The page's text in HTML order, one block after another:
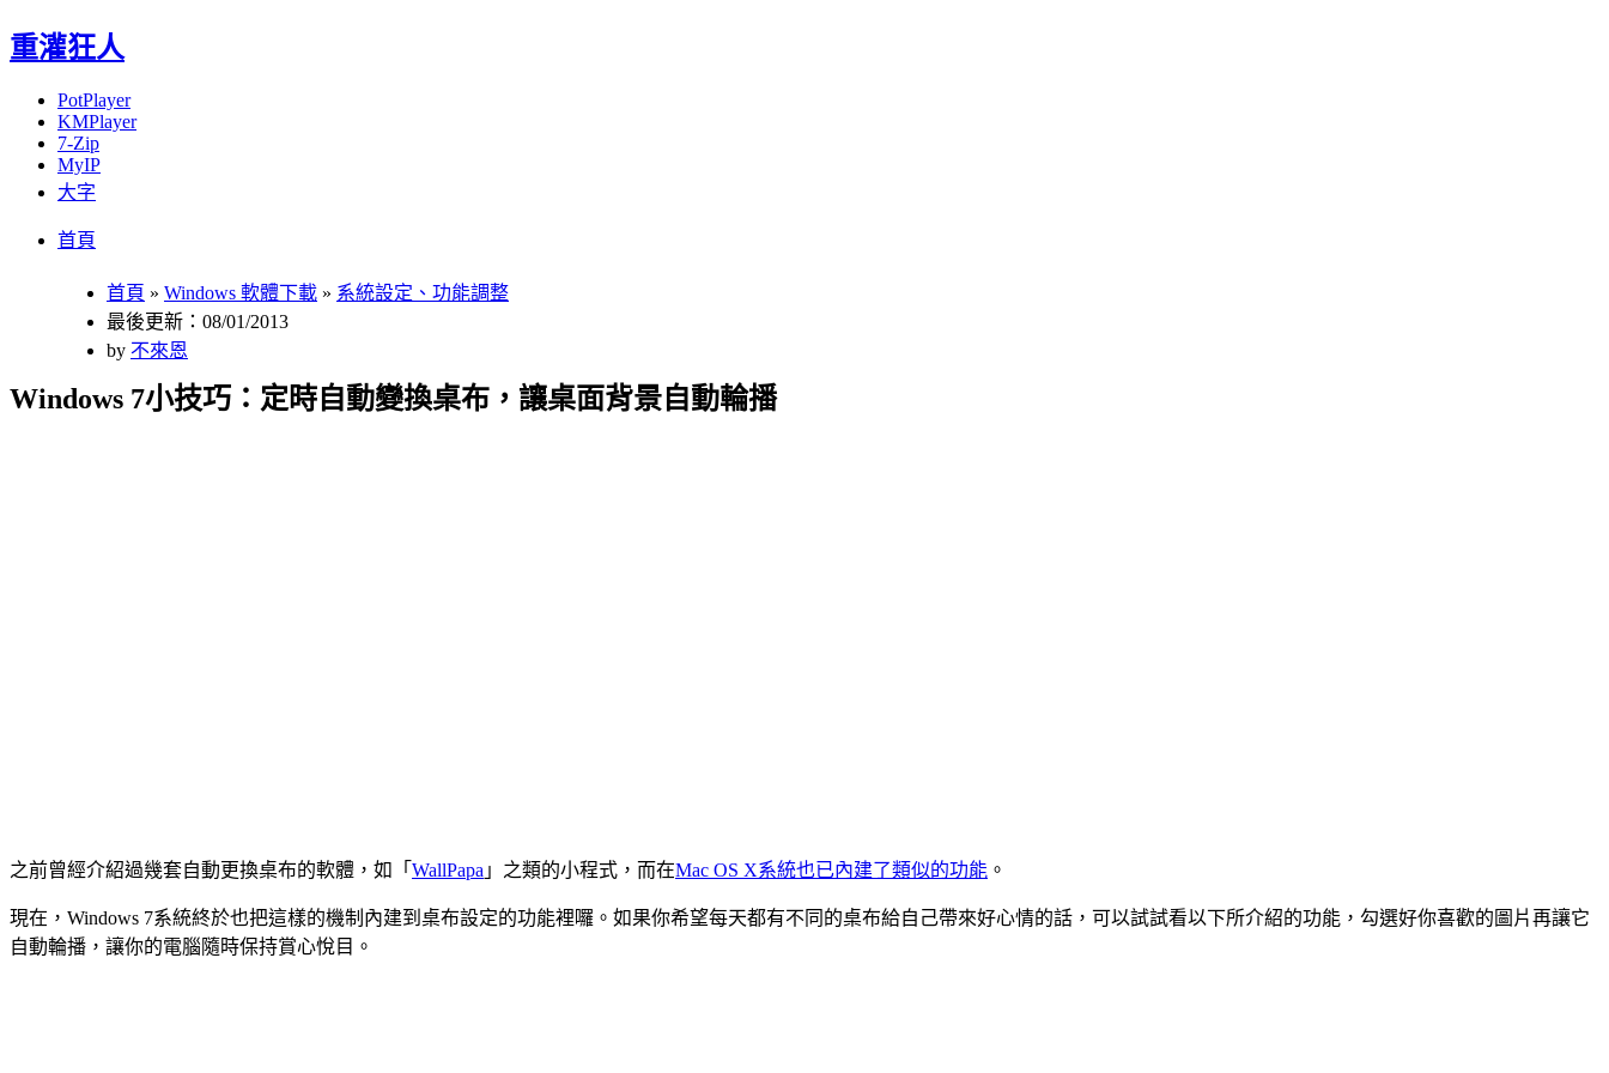
重灌狂人
PotPlayer
KMPlayer
7-Zip
MyIP
大字
首頁
首頁 » Windows 軟體下載 » 系統設定、功能調整
最後更新：08/01/2013
by 不來恩
Windows 7小技巧：定時自動變換桌布，讓桌面背景自動輪播
之前曾經介紹過幾套自動更換桌布的軟體，如「 WallPapa 」之類的小程式，而在Mac OS X系統也已內建了類似的功能 。
現在，Windows 7系統終於也把這樣的機制內建到桌布設定的功能裡囉。如果你希望每天都有不同的桌布給自己帶來好心情的話，可以試試看以下所介紹的功能，勾選好你喜歡的圖片再讓它
自動輪播，讓你的電腦隨時保持賞心悅目。